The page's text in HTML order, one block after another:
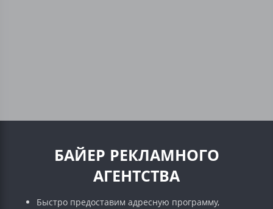
БАЙЕР РЕКЛАМНОГО
АГЕНТСТВА
Быстро предоставим адресную программу,